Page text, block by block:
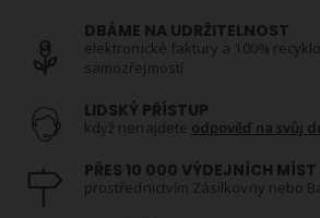
DBÁME NA UDRŽITELNOST
elektronické faktury a 100%
samozřejmostí
LIDSKÝ PŘÍSTUP
když nenajdete odpověď na svůj
PŘES 10 000 VÝDEJNÍCH MÍST
prostřednictvím Zásilkovny nebo